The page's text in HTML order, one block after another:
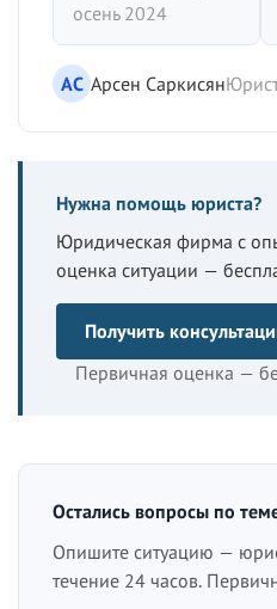
осень 2024
АС Арсен Саркисян
Нужна помощь юриста?
Юридическая фирма с
оценка ситуации —
Получить
Первичная оценка —
Остались вопросы по
Опишите ситуацию —
течение 24 часов.